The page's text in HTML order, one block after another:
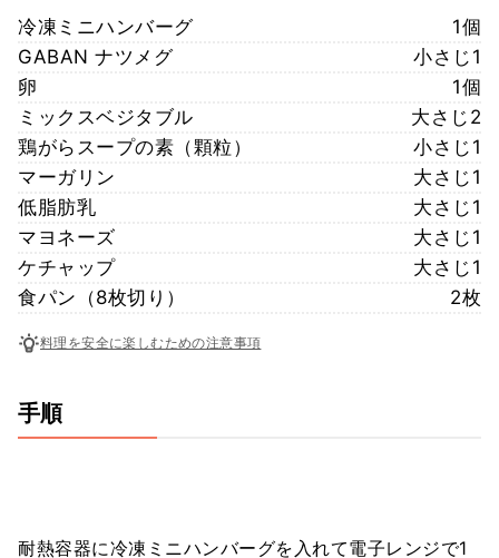
冷凍ミニハンバーグ
1個
GABAN ナツメグ
小さじ1
卵
1個
ミックスベジタブル
大さじ2
鶏がらスープの素（顆粒）
小さじ1
マーガリン
大さじ1
低脂肪乳
大さじ1
マヨネーズ
大さじ1
ケチャップ
大さじ1
食パン（8枚切り）
2枚
料理を安全に楽しむための注意事項
手順
耐熱容器に冷凍ミニハンバーグを入れて電子レンジで1